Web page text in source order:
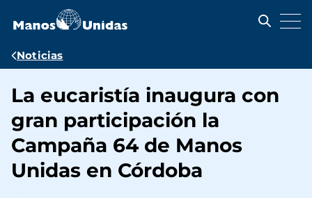
contenido
Ruta
navegación
Noticias
La eucaristía inaugura con
gran participación la
Campaña 64 de Manos
Unidas en Córdoba